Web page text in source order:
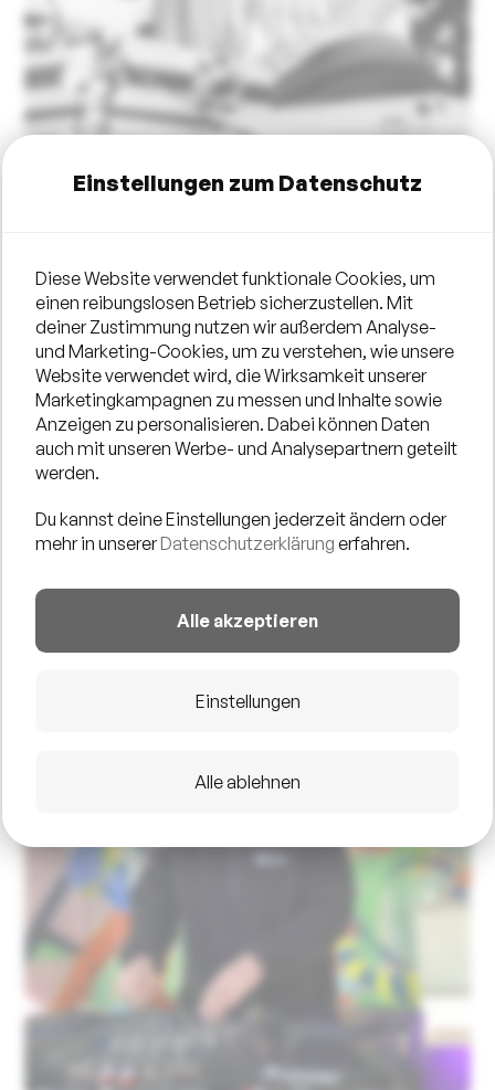
Einstellungen zum Datenschutz
Diese Website verwendet funktionale Cookies, um
einen reibungslosen Betrieb sicherzustellen. Mit
deiner Zustimmung nutzen wir außerdem Analyse-
und Marketing-Cookies, um zu verstehen, wie unsere
Website verwendet wird, die Wirksamkeit unserer
Marketingkampagnen zu messen und Inhalte sowie
Anzeigen zu personalisieren. Dabei können Daten
auch mit unseren Werbe- und Analysepartnern geteilt
werden.
Du kannst deine Einstellungen jederzeit ändern oder
mehr in unsererDatenschutzerklärung erfahren.
Alle akzeptieren
Einstellungen
Alle ablehnen